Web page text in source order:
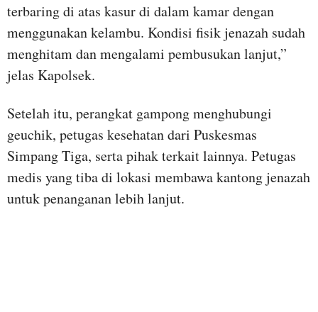
terbaring di atas kasur di dalam kamar dengan
menggunakan kelambu. Kondisi fisik jenazah sudah
menghitam dan mengalami pembusukan lanjut,”
jelas Kapolsek.
Setelah itu, perangkat gampong menghubungi
geuchik, petugas kesehatan dari Puskesmas
Simpang Tiga, serta pihak terkait lainnya. Petugas
medis yang tiba di lokasi membawa kantong jenazah
untuk penanganan lebih lanjut.